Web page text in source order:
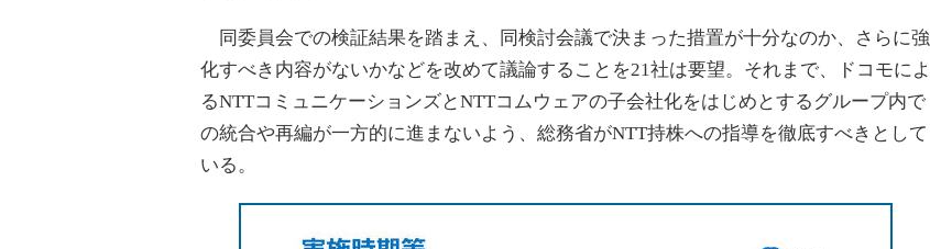
同委員会での検証結果を踏まえ、同検討会議で決まった措置が十分なのか、さらに強
化すべき内容がないかなどを改めて議論することを21社は要望。それまで、ドコモによ
るNTTコミュニケーションズとNTTコムウェアの子会社化をはじめとするグループ内で
の統合や再編が一方的に進まないよう、総務省がNTT持株への指導を徹底すべきとして
いる。